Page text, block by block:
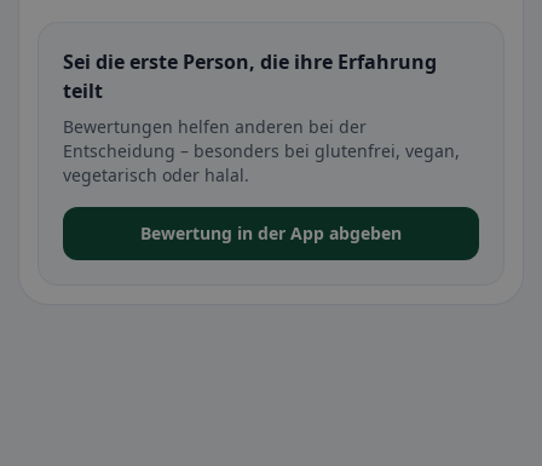
Sei die erste Person, die ihre Erfahrung
teilt
Bewertungen helfen anderen bei der
Entscheidung – besonders bei glutenfrei, vegan,
vegetarisch oder halal.
Bewertung in der App abgeben